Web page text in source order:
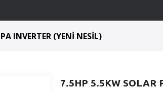
INVERTER (YENİ NESİL)
7.5HP 5.5KW SOLAR